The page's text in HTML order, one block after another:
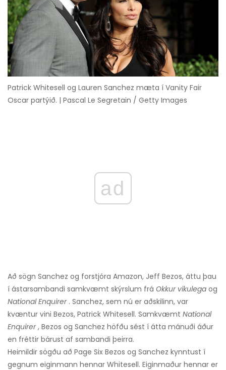
Patrick Whitesell og Lauren Sanchez mæta í Vanity Fair
Oscar partýið. | Pascal Le Segretain / Getty Images
ad
Að sögn Sanchez og forstjóra Amazon, Jeff Bezos, áttu þau
í ástarsambandi samkvæmt skýrslum frá Okkur vikulega og
National Enquirer. Sanchez, sem nú er aðskilinn, var
kvæntur vini Bezos, Patrick Whitesell. Samkvæmt National
Enquirer, Bezos og Sanchez höfðu sést í átta mánuði áður
en fréttir bárust af sambandi þeirra.
Heimildir sögðu að Page Six Bezos og Sanchez kynntust í
gegnum eiginmann hennar Whitesell. Eiginmaður hennar er